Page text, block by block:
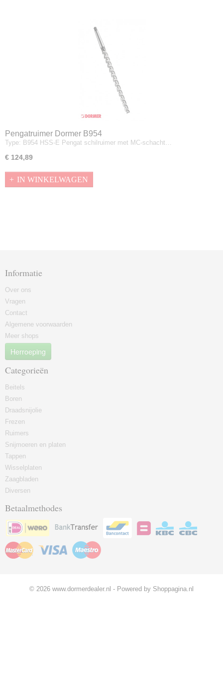
Pengatruimer Dormer B954
Type: B954 HSS-E Pengat schilruimer met MC-schacht…
€ 124,89
IN WINKELWAGEN
Informatie
Over ons
Vragen
Contact
Algemene voorwaarden
Meer shops
Herroeping
Categorieën
Beitels
Boren
Draadsnijolie
Frezen
Ruimers
Snijmoeren en platen
Tappen
Wisselplaten
Zaagbladen
Diversen
Betaalmethodes
© 2026 www.dormerdealer.nl - Powered by Shoppagina.nl